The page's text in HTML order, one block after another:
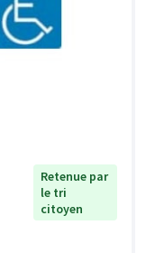
Retenue par
le tri
citoyen